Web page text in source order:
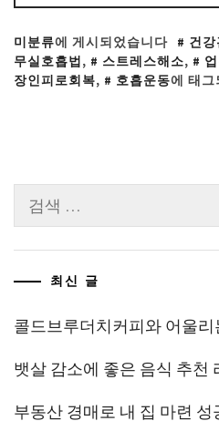
미분류에 게시되었습니다 건강
무실호흡법, 스트레스해소,
장인피로회복, 호흡운동에 태그
색:
최신 글
콜드브루더치커피와 어울리
뱃살 감소에 좋은 음식 추천
부동산 경매로 내 집 마련 성